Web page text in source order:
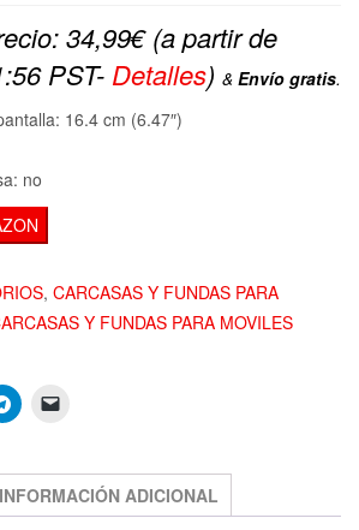
34,99€(a partir de
PST- Detalles) & Envío gratis.
16.4 cm (6.47″)
no
, CARCASAS Y FUNDAS PARA
Y FUNDAS PARA MOVILES
INFORMACIÓN ADICIONAL